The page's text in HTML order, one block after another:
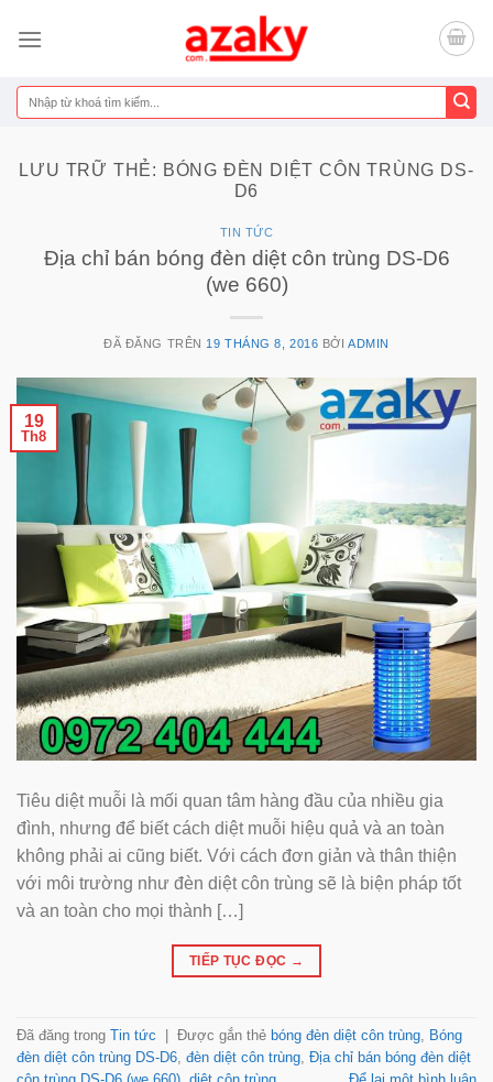
đến
dung
Tìm
kiếm:
LƯU TRỮ THẺ: BÓNG ĐÈN DIỆT CÔN TRÙNG DS-
D6
TIN TỨC
Địa chỉ bán bóng đèn diệt côn trùng DS-D6
(we 660)
ĐÃ ĐĂNG TRÊN 19 THÁNG 8, 2016 BỞIADMIN
19
Th8
Tiêu diệt muỗi là mối quan tâm hàng đầu của nhiều gia
đình, nhưng để biết cách diệt muỗi hiệu quả và an toàn
không phải ai cũng biết. Với cách đơn giản và thân thiện
với môi trường như đèn diệt côn trùng sẽ là biện pháp tốt
và an toàn cho mọi thành […]
TIẾP TỤC ĐỌC →
Đã đăng trong Tin tức Được gắn thẻ bóng đèn diệt côn trùng, Bóng
đèn diệt côn trùng DS-D6, đèn diệt côn trùng, Địa chỉ bán bóng đèn diệt